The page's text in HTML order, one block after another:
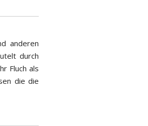
anderen
durch
Fluch als
die die